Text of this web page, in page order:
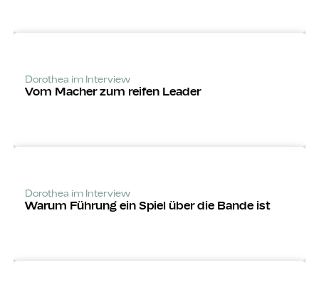
Dorothea im Interview
Vom Macher zum reifen Leader
Dorothea im Interview
Warum Führung ein Spiel über die Bande ist